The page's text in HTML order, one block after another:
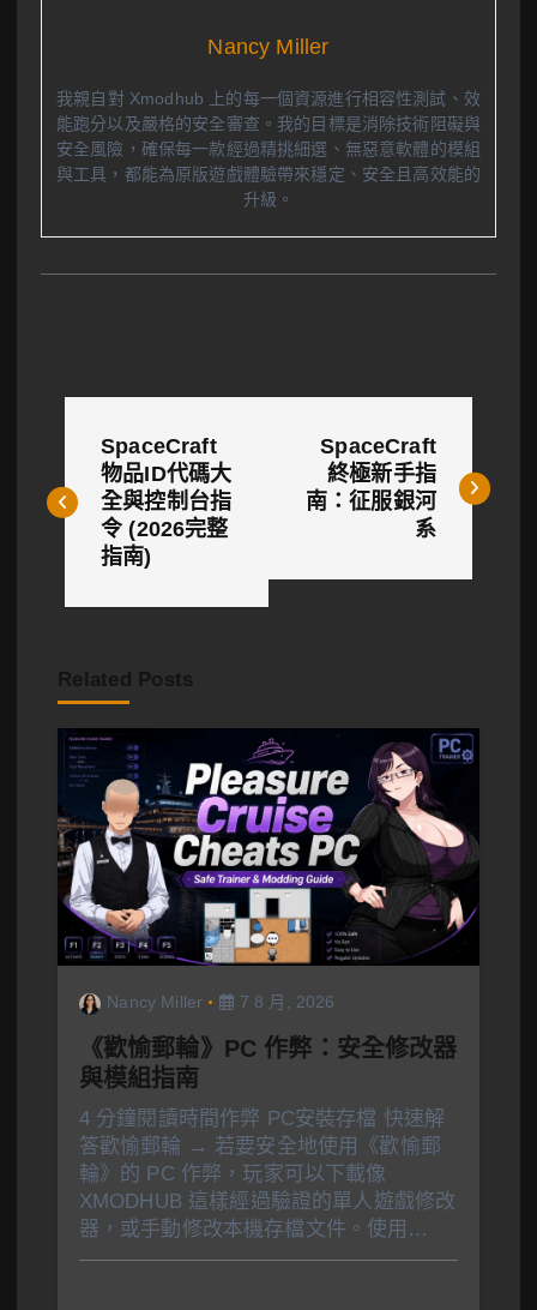
Nancy Miller
我親自對 Xmodhub 上的每一個資源進行相容性測試、效
能跑分以及嚴格的安全審查。我的目標是消除技術阻礙與
安全風險，確保每一款經過精挑細選、無惡意軟體的模組
與工具，都能為原版遊戲體驗帶來穩定、安全且高效能的
升級。
導
SpaceCraft
物品ID代碼大
全與控制台指
令 (2026完整
指南)
SpaceCraft
終極新手指
南：征服銀河
系
Related Posts
Nancy Miller 7 8 月, 2026
《歡愉郵輪》PC 作弊：安全修改器
與模組指南
4 分鐘閱讀時間作弊 PC安裝存檔 快速解
答歡愉郵輪 → 若要安全地使用《歡愉郵
輪》的 PC 作弊，玩家可以下載像
XMODHUB 這樣經過驗證的單人遊戲修改
器，或手動修改本機存檔文件。使用…